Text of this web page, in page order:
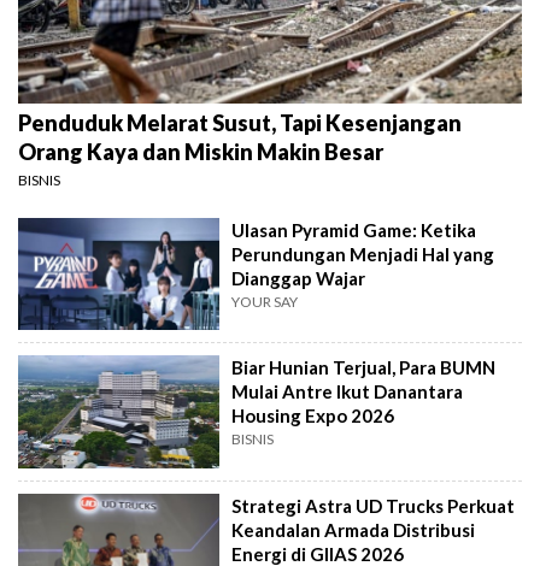
Penduduk Melarat Susut, Tapi Kesenjangan
Orang Kaya dan Miskin Makin Besar
BISNIS
Ulasan Pyramid Game: Ketika
Perundungan Menjadi Hal yang
Dianggap Wajar
YOUR SAY
Biar Hunian Terjual, Para BUMN
Mulai Antre Ikut Danantara
Housing Expo 2026
BISNIS
Strategi Astra UD Trucks Perkuat
Keandalan Armada Distribusi
Energi di GIIAS 2026